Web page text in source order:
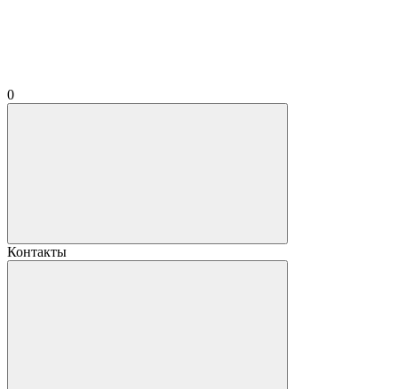
0
Контакты